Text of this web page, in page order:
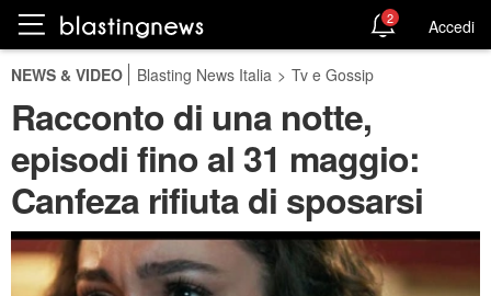
2 Accedi
NEWS & VIDEO Blasting News Italia > Tv e Gossip
Racconto di una notte,
episodi fino al 31 maggio:
Canfeza rifiuta di sposarsi